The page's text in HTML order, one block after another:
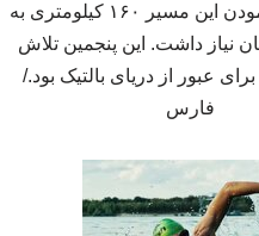
کند. او برای پیمودن این مسیر ۱۶۰ کیلومتری به
نیاز داشت. این پنجمین تلاش
عبور از دریای بالتیک بود./
فارس